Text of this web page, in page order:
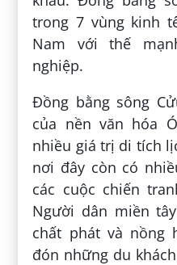
trong 7 vùng kinh
Nam với thế
nghiệp.
Đồng bằng sông
của nền văn hóa
nhiều giá trị di tích
nơi đây còn có
các cuộc chiến
Người dân miền
chất phát và nồng
đón những du